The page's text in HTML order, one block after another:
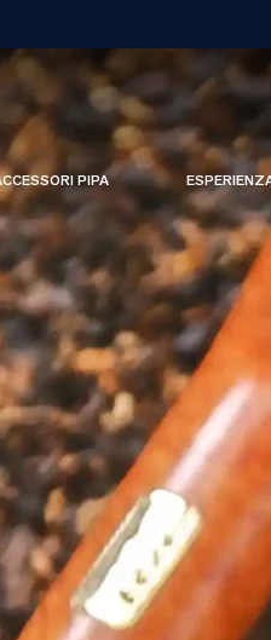
ACCESSORI PIPA